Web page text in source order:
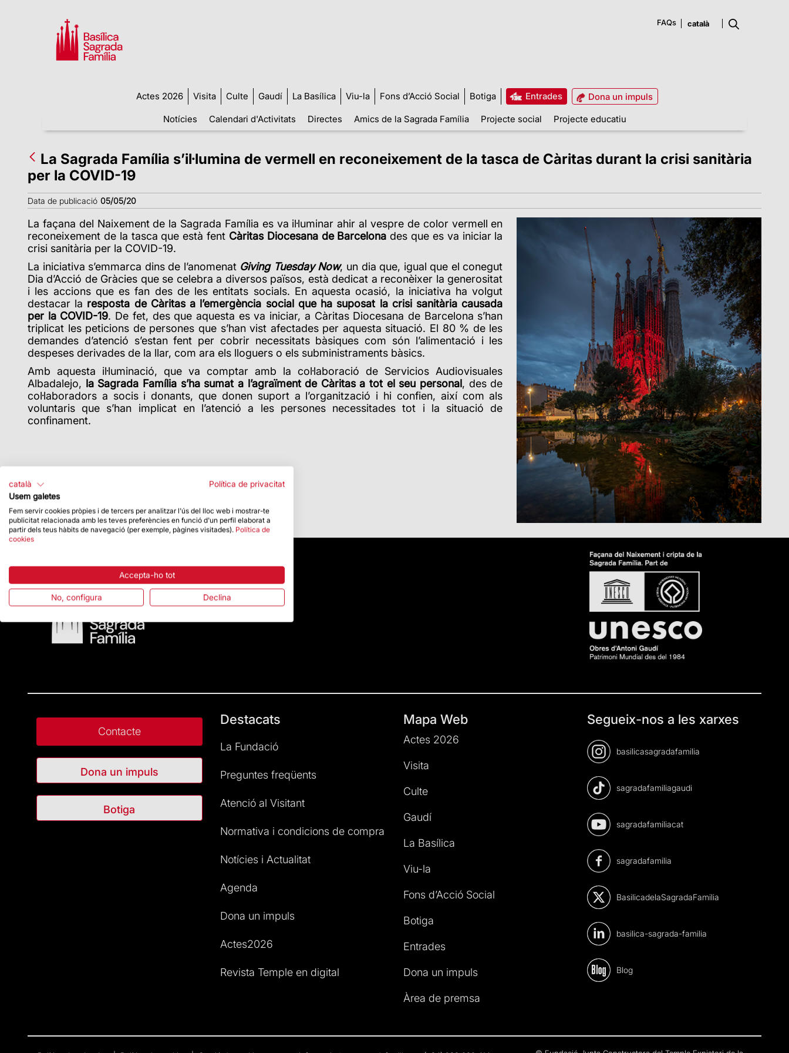
FAQs
Actes 2026 Visita Culte Gaudí La Basílica Viu-la Fons d’Acció Social Botiga Entrades
Dona un impuls
Notícies
Calendari d'Activitats Directes Amics de la Sagrada Família Projecte social Projecte educatiu
La Sagrada Família s’il·lumina de vermell en reconeixement de la tasca de Càritas durant la crisi sanitària
per la COVID-19
Data de publicació 05/05/20
La façana del Naixement de la Sagrada Família es va il·luminar ahir al vespre de color vermell en
reconeixement de la tasca que està fent Càritas Diocesana de Barcelona des que es va iniciar la
crisi sanitària per la COVID-19.
La iniciativa s’emmarca dins de l’anomenat Giving Tuesday Now, un dia que, igual que el conegut
Dia d’Acció de Gràcies que se celebra a diversos països, està dedicat a reconèixer la generositat
i les accions que es fan des de les entitats socials. En aquesta ocasió, la iniciativa ha volgut
destacar la resposta de Càritas a l’emergència social que ha suposat la crisi sanitària causada
per la COVID-19. De fet, des que aquesta es va iniciar, a Càritas Diocesana de Barcelona s’han
triplicat les peticions de persones que s’han vist afectades per aquesta situació. El 80 % de les
demandes d’atenció s’estan fent per cobrir necessitats bàsiques com són l’alimentació i les
despeses derivades de la llar, com ara els lloguers o els subministraments bàsics.
Amb aquesta il·luminació,que va comptar amb la col·laboració de Servicios Audiovisuales
Albadalejo, la Sagrada Família s’ha sumat a l’agraïment de Càritas a tot el seu personal, des de
col·laboradors a socis i donants, que donen suport a l’organització i hi confien, així com als
voluntaris que s’han implicat en l’atenció a les persones necessitades tot i la situació de
confinament.
Contacte
Dona un impuls
Botiga
Destacats
La Fundació
Preguntes freqüents
Atenció al Visitant
Normativa i condicions de compra
Notícies i Actualitat
Agenda
Dona un impuls
Actes2026
Revista Temple en digital
Mapa Web
Actes 2026
Visita
Culte
Gaudí
La Basílica
Viu-la
Fons d’Acció Social
Botiga
Entrades
Dona un impuls
Àrea de premsa
Segueix-nos a les xarxes
basilicasagradafamilia
sagradafamiliagaudi
sagradafamiliacat
sagradafamilia
BasilicadelaSagradaFamilia
basilica-sagrada-familia
Blog
català
Política de privacitat
Usem galetes
Fem servir cookies pròpies i de tercers per analitzar l'ús del lloc web i mostrar-te
publicitat relacionada amb les teves preferències en funció d'un perfil elaborat a
partir dels teus hàbits de navegació (per exemple, pàgines visitades). Política de
cookies
Accepta-ho tot
No, configura Declina